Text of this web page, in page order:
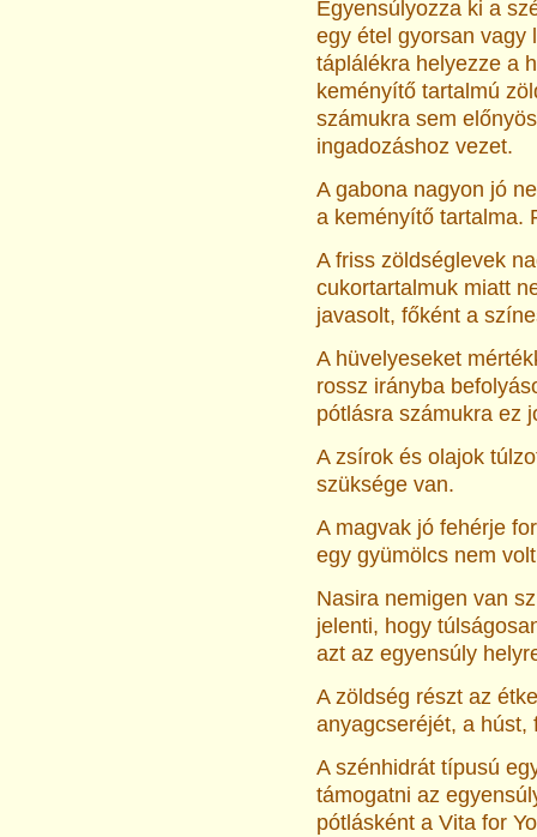
Egyensúlyozza ki a
egy étel gyorsan vagy
táplálékra helyezze a
keményítő tartalmú
számukra sem
ingadozáshoz vezet.
A gabona nagyon jó
a keményítő tartalma.
A friss zöldséglevek
cukortartalmuk miatt
javasolt, főként a
A hüvelyeseket
rossz irányba
pótlásra számukra ez
A zsírok és olajok
szüksége van.
A magvak jó fehérje
egy gyümölcs nem
Nasira nemigen van
jelenti, hogy
azt az egyensúly
A zöldség részt az
anyagcseréjét, a húst,
A szénhidrát típusú
támogatni az
pótlásként a Vita for